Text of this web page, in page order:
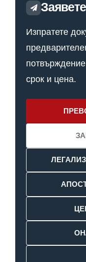
Изпратете
срок и цена.